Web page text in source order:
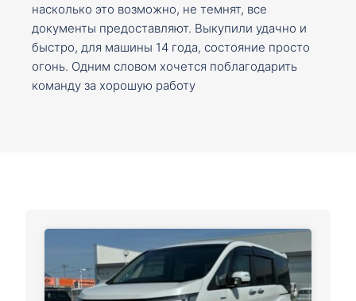
насколько это возможно, не темнят, все
документы предоставляют. Выкупили удачно и
быстро, для машины 14 года, состояние просто
огонь. Одним словом хочется поблагодарить
команду за хорошую работу